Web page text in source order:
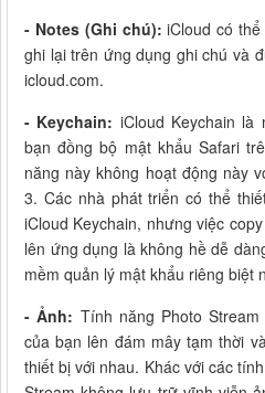
- Notes (Ghi chú): iCloud có
ghi lại trên ứng dụng ghi chú và
icloud.com.
- Keychain: iCloud Keychain
bạn đồng bộ mật khẩu Safari
năng này không hoạt động này
3. Các nhà phát triển có thể
iCloud Keychain, nhưng việc
lên ứng dụng là không hề dễ
mềm quản lý mật khẩu riêng biệt
- Ảnh: Tính năng Photo
của bạn lên đám mây tạm thời
thiết bị với nhau. Khác với các